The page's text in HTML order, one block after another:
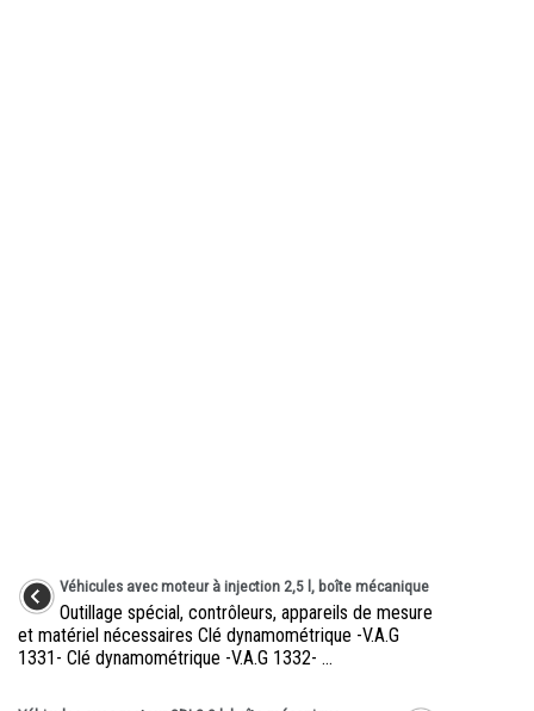
Véhicules avec moteur à injection 2,5 l, boîte mécanique
Outillage spécial, contrôleurs, appareils de mesure
et matériel nécessaires Clé dynamométrique -V.A.G
1331- Clé dynamométrique -V.A.G 1332- ...